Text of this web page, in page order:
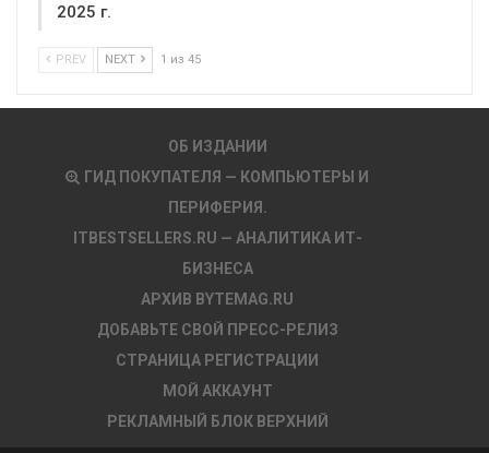
2025 г.
PREV NEXT 1 из 45
ОБ ИЗДАНИИ
ГИД ПОКУПАТЕЛЯ — КОМПЬЮТЕРЫ И
ПЕРИФЕРИЯ.
ITBESTSELLERS.RU — АНАЛИТИКА ИТ-
БИЗНЕСА
АРХИВ BYTEMAG.RU
ДОБАВЬТЕ СВОЙ ПРЕСС-РЕЛИЗ
СТРАНИЦА РЕГИСТРАЦИИ
МОЙ АККАУНТ
РЕКЛАМНЫЙ БЛОК ВЕРХНИЙ